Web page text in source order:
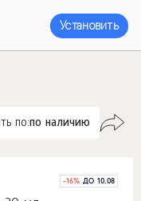
Установить
по:по наличию
-16% ДО 10.08